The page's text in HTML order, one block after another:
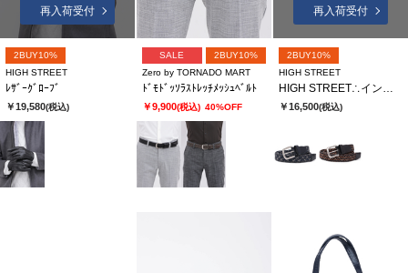
再入荷受付
2BUY10%
HIGH STREET
ﾚｻﾞｰｸﾞﾛｰﾌﾞ
￥19,580(税込)
SALE
2BUY10%
Zero by TORNADO MART
ﾄﾞﾓﾄﾞｯｿﾗｽﾄﾚｯﾁﾒｯｼｭﾍﾞﾙﾄ
￥9,900(税込) 40%OFF
再入荷受付
2BUY10%
HIGH STREET
HIGH STREET∴イントレッチョ・フォルテメッシュベルト
￥16,500(税込)